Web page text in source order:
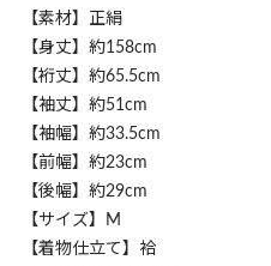
【素材】正絹
【身丈】約158cm
【裄丈】約65.5cm
【袖丈】約51cm
【袖幅】約33.5cm
【前幅】約23cm
【後幅】約29cm
【サイズ】M
【着物仕立て】袷